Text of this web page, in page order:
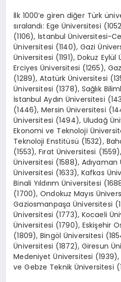
İlk 1000’e giren diğer Türk
sıralandı: Ege Üniversitesi
(1106), İstanbul Üniversitesi-
Üniversitesi (1140), Gazi
Üniversitesi (1191), Dokuz
Erciyes Üniversitesi (1265),
(1289), Atatürk Üniversitesi
Üniversitesi (1378), Sağlık
İstanbul Aydın Üniversitesi
(1446), Mersin Üniversitesi
Üniversitesi (1494), Uludağ
Ekonomi ve Teknoloji
Teknoloji Enstitüsü (1532),
(1553), Fırat Üniversitesi
Üniversitesi (1588), Adıyaman
Üniversitesi (1633), Kafkas
Binali Yıldırım Üniversitesi
(1700), Ondokuz Mayıs
Gaziosmanpaşa Üniversitesi
Üniversitesi (1773), Kocaeli
Üniversitesi (1790), Eskişehir
(1809), Bingöl Üniversitesi
Üniversitesi (1872), Giresun
Medeniyet Üniversitesi
ve Gebze Teknik Üniversitesi